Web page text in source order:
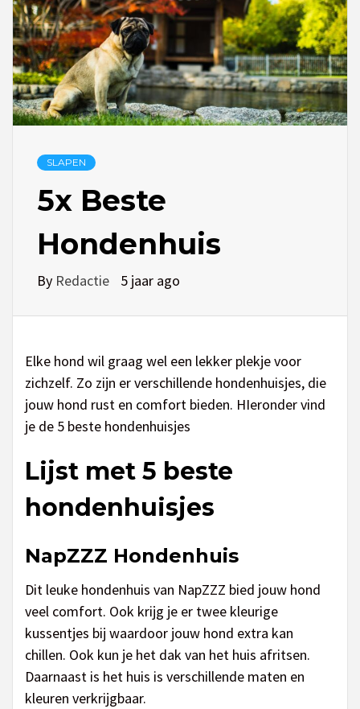
SLAPEN
5x Beste
Hondenhuis
By Redactie 5 jaar ago
Elke hond wil graag wel een lekker plekje voor
zichzelf. Zo zijn er verschillende hondenhuisjes, die
jouw hond rust en comfort bieden. HIeronder vind
je de 5 beste hondenhuisjes
Lijst met 5 beste
hondenhuisjes
NapZZZ Hondenhuis
Dit leuke hondenhuis van NapZZZ bied jouw hond
veel comfort. Ook krijg je er twee kleurige
kussentjes bij waardoor jouw hond extra kan
chillen. Ook kun je het dak van het huis afritsen.
Daarnaast is het huis is verschillende maten en
kleuren verkrijgbaar.